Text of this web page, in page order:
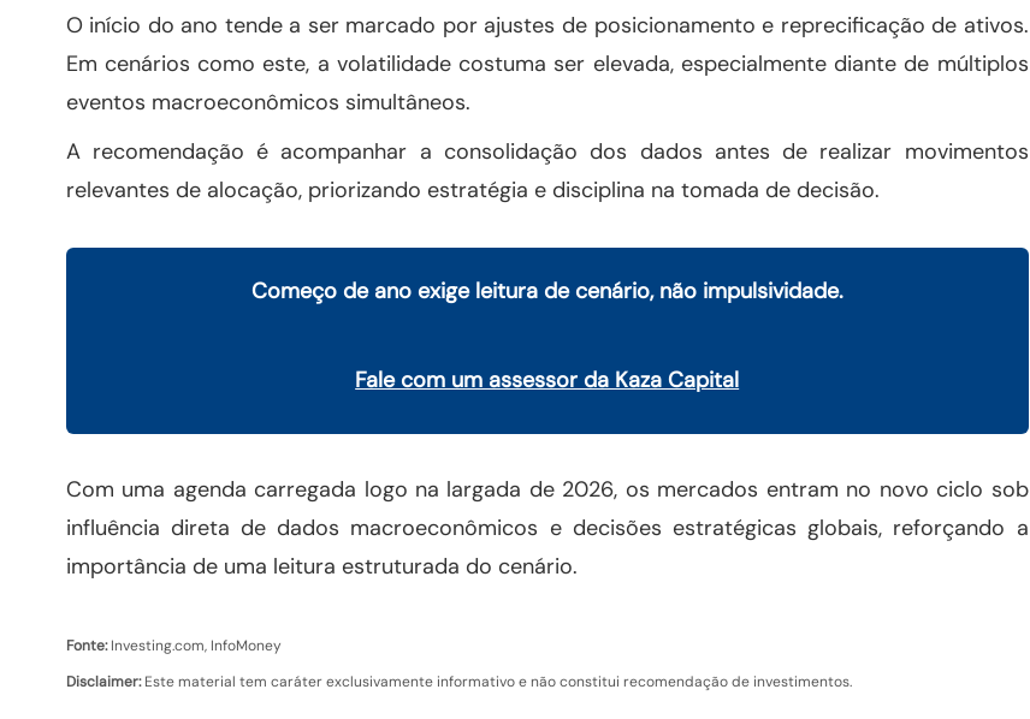
O início do ano tende a ser marcado por ajustes de posicionamento e reprecificação de ativos.
Em cenários como este, a volatilidade costuma ser elevada, especialmente diante de múltiplos
eventos macroeconômicos simultâneos.
A recomendação é acompanhar a consolidação dos dados antes de realizar movimentos
relevantes de alocação, priorizando estratégia e disciplina na tomada de decisão.
Começo de ano exige leitura de cenário, não impulsividade.
Fale com um assessor da Kaza Capital
Com uma agenda carregada logo na largada de 2026, os mercados entram no novo ciclo sob
influência direta de dados macroeconômicos e decisões estratégicas globais, reforçando a
importância de uma leitura estruturada do cenário.
Fonte:Investing.com, InfoMoney
Disclaimer:Este material tem caráter exclusivamente informativo e não constitui recomendação de investimentos.